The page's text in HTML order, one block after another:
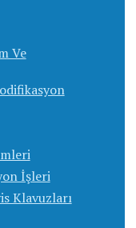
Ve
İşleri
Klavuzları